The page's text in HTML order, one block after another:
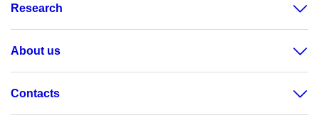
Research
About us
Contacts